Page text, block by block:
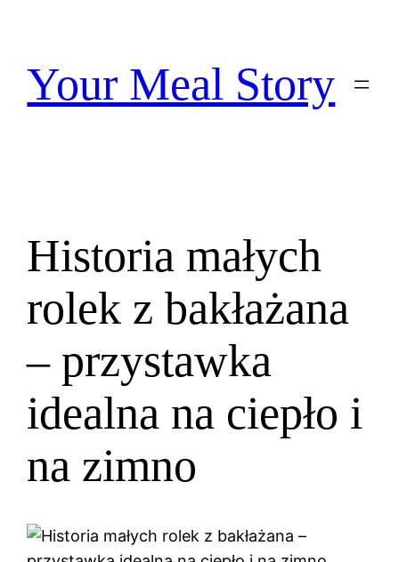
treściYour Meal Story
Historia małych
rolek z bakłażana
– przystawka
idealna na ciepło i
na zimno